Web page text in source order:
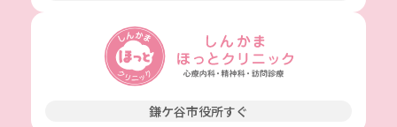
鎌ケ谷市役所すぐ